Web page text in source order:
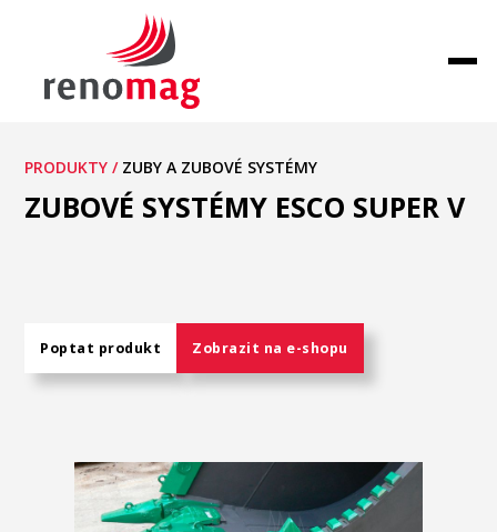
PRODUKTY / ZUBY A ZUBOVÉ SYSTÉMY
ZUBOVÉ SYSTÉMY ESCO SUPER V
Poptat produkt Zobrazit na e-shopu